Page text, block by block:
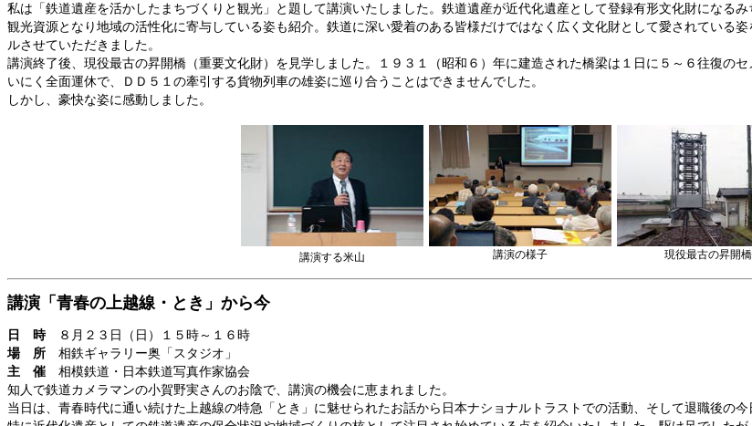
私は「鉄道遺産を活かしたまちづくりと観光」と題して講演いたしました。鉄道遺産が近代化遺産として登録有形文化財になる
観光資源となり地域の活性化に寄与している姿も紹介。鉄道に深い愛着のある皆様だけではなく広く文化財として愛されている
ルさせていただきました。
講演終了後、現役最古の昇開橋（重要文化財）を見学しました。１９３１（昭和６）年に建造された橋梁は１日に５～６往復の
いにく全面運休で、ＤＤ５１の牽引する貨物列車の雄姿に巡り合うことはできませんでした。
しかし、豪快な姿に感動しました。
講演する米山 講演の様子 現役最古の昇開
講演「青春の上越線・とき」から今
日 時８月２３日（日）１５時～１６時
場 所 相鉄ギャラリー奥「スタジオ」
主 催 相模鉄道・日本鉄道写真作家協会
知人で鉄道カメラマンの小賀野実さんのお陰で、講演の機会に恵まれました。
当日は、青春時代に通い続けた上越線の特急「とき」に魅せられたお話から日本ナショナルトラストでの活動、そして退職後の今